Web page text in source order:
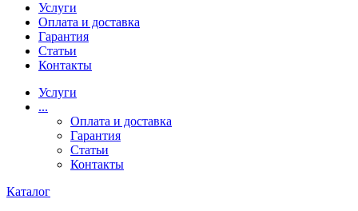
Услуги
Оплата и доставка
Гарантия
Статьи
Контакты
Услуги
...
Оплата и доставка
Гарантия
Статьи
Контакты
Каталог